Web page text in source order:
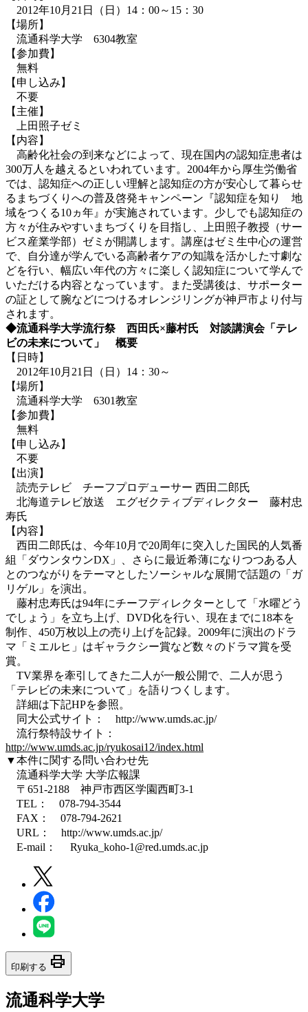
2012年10月21日（日）14：00～15：30
【場所】
流通科学大学 6304教室
【参加費】
無料
【申し込み】
不要
【主催】
上田照子ゼミ
【内容】
高齢化社会の到来などによって、現在国内の認知症患者は
300万人を越えるといわれています。2004年から厚生労働省
では、認知症への正しい理解と認知症の方が安心して暮らせ
るまちづくりへの普及啓発キャンペーン『認知症を知り 地
域をつくる10ヵ年』が実施されています。少しでも認知症の
方々が住みやすいまちづくりを目指し、上田照子教授（サー
ビス産業学部）ゼミが開講します。講座はゼミ生中心の運営
で、自分達が学んでいる高齢者ケアの知識を活かした寸劇な
どを行い、幅広い年代の方々に楽しく認知症について学んで
いただける内容となっています。また受講後は、サポーター
の証として腕などにつけるオレンジリングが神戸市より付与
されます。
◆流通科学大学流行祭 西田氏×藤村氏 対談講演会「テレ
ビの未来について」 概要
【日時】
2012年10月21日（日）14：30～
【場所】
流通科学大学 6301教室
【参加費】
無料
【申し込み】
不要
【出演】
読売テレビ チーフプロデューサー 西田二郎氏
北海道テレビ放送 エグゼクティブディレクター 藤村忠
寿氏
【内容】
西田二郎氏は、今年10月で20周年に突入した国民的人気番
組「ダウンタウンDX」、さらに最近希薄になりつつある人
とのつながりをテーマとしたソーシャルな展開で話題の「ガ
リゲル」を演出。
藤村忠寿氏は94年にチーフディレクターとして「水曜どう
でしょう」を立ち上げ、DVD化を行い、現在までに18本を
制作、450万枚以上の売り上げを記録。2009年に演出のドラ
マ「ミエルヒ」はギャラクシー賞など数々のドラマ賞を受
賞。
TV業界を牽引してきた二人が一般公開で、二人が思う
「テレビの未来について」を語りつくします。
詳細は下記HPを参照。
同大公式サイト： http://www.umds.ac.jp/
流行祭特設サイト：
http://www.umds.ac.jp/ryukosai12/index.html
▼本件に関する問い合わせ先
流通科学大学 大学広報課
〒651-2188 神戸市西区学園西町3-1
TEL： 078-794-3544
FAX： 078-794-2621
URL： http://www.umds.ac.jp/
E-mail： Ryuka_koho-1@red.umds.ac.jp
印刷する print
流通科学大学